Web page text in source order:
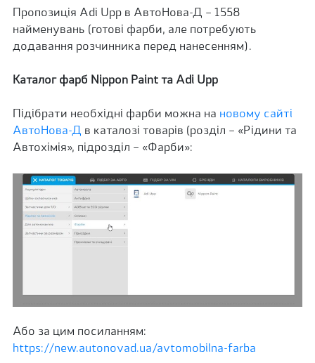
Пропозиція Adi Upp в АвтоНова-Д – 1558
найменувань (готові фарби, але потребують
додавання розчинника перед нанесенням).
Каталог фарб Nippon Paint та Adi Upp
Підібрати необхідні фарби можна на новому сайті
АвтоНова-Д в каталозі товарів (розділ – «Рідини та
Автохімія», підрозділ – «Фарби»:
Або за цим посиланням:
https://new.autonovad.ua/avtomobilna-farba